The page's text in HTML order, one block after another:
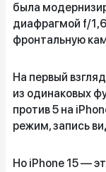
была
диафрагмой f/
фронтальную
На первый
из одинаковых
против 5 на
режим, запись
Но iPhone 15 —